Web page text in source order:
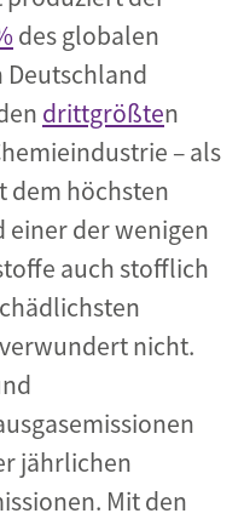
des globalen
drittgrößten
– als
dem höchsten
einer der wenigen
auch stofflich
nicht.
jährlichen
Mit den